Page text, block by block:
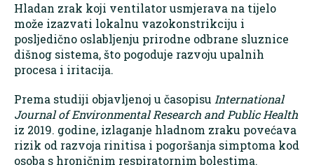
Hladan zrak koji ventilator usmjerava na tijelo
može izazvati lokalnu vazokonstrikciju i
posljedično oslabljenju prirodne odbrane sluznice
dišnog sistema, što pogoduje razvoju upalnih
procesa i iritacija.
Prema studiji objavljenoj u časopisu International
Journal of Environmental Research and Public Health
iz 2019. godine, izlaganje hladnom zraku povećava
rizik od razvoja rinitisa i pogoršanja simptoma kod
osoba s hroničnim respiratornim bolestima.